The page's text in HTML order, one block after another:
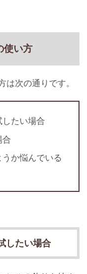
使い方
は次の通りです。
たい場合
合
か悩んでいる
したい場合